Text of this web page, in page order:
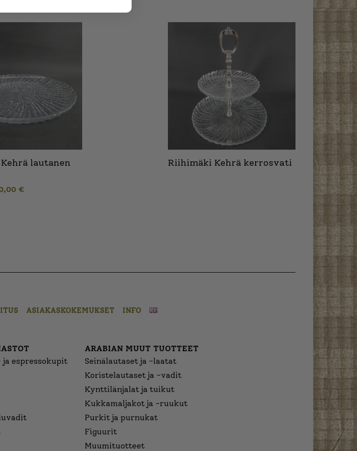
lautanen
€
Riihimäki Kehrä kerrosvati
ASIAKASKOKEMUKSET INFO
espressokupit
ARABIAN MUUT TUOTTEET
Seinälautaset ja -laatat
Koristelautaset ja -vadit
Kynttilänjalat ja tuikut
Kukkamaljakot ja -ruukut
Purkit ja purnukat
Figuurit
Muumituotteet